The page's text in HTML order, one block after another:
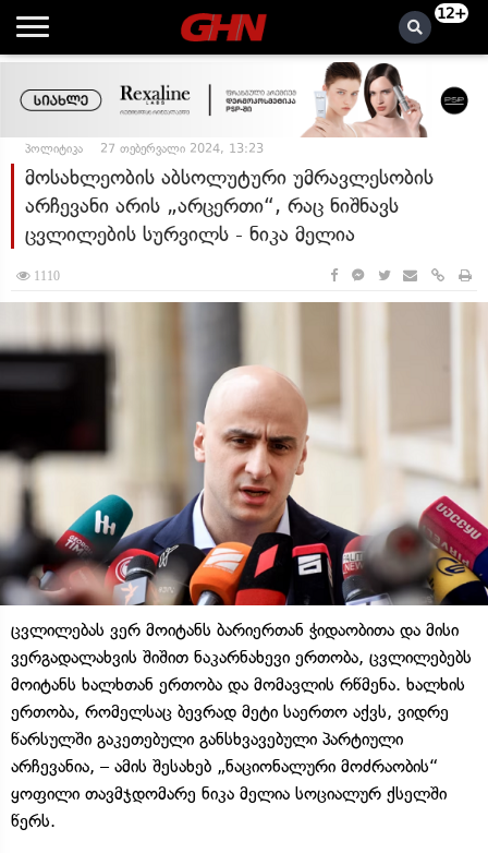
12+
პოლიტიკა 27 თებერვალი 2024, 13:23
მოსახლეობის აბსოლუტური უმრავლესობის
არჩევანი არის „არცერთი“, რაც ნიშნავს
ცვლილების სურვილს - ნიკა მელია
1110
ცვლილებას ვერ მოიტანს ბარიერთან ჭიდაობითა და მისი
ვერგადალახვის შიშით ნაკარნახევი ერთობა, ცვლილებებს
მოიტანს ხალხთან ერთობა და მომავლის რწმენა. ხალხის
ერთობა, რომელსაც ბევრად მეტი საერთო აქვს, ვიდრე
წარსულში გაკეთებული განსხვავებული პარტიული
არჩევანია, – ამის შესახებ „ნაციონალური მოძრაობის“
ყოფილი თავმჯდომარე ნიკა მელია სოციალურ ქსელში
წერს.